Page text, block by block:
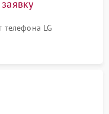
телефона LG